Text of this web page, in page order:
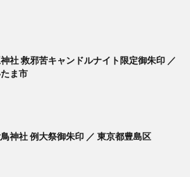
社 救邪苦キャンドルナイト限定御朱印 ／
ま市
神社 例大祭御朱印 ／ 東京都豊島区